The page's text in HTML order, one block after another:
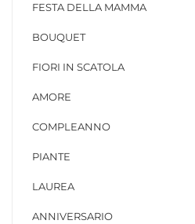
FESTA DELLA MAMMA
BOUQUET
FIORI IN SCATOLA
AMORE
COMPLEANNO
PIANTE
LAUREA
ANNIVERSARIO